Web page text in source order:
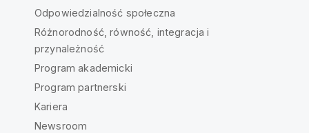
Odpowiedzialność społeczna
Różnorodność, równość, integracja i
przynależność
Program akademicki
Program partnerski
Kariera
Newsroom